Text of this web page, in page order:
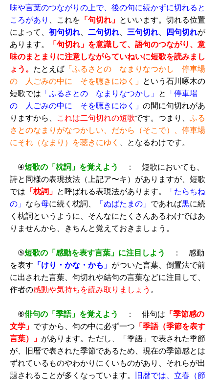
味や言葉のつながりの上で、後の句に続かずに切れると
ころがあり
、これを 「句切れ」 といいます。切れる位置
によって、 初句切れ 二句切れ 三句切れ 四句切れが
あります。
「句切れ」を意識して、語句のつながり、意
味のまとまりに注意しながらていねいに短歌を読みまし
ょう。 たとえば 「ふるさとの なまりなつかし 停車場
の 人ごみの中に そを聴きにゆく」
という石川啄木の
短歌では 「ふるさとの なまりなつかし」 と
「停車場
の 人ごみの中に そを聴きにゆく」 の間に句切れがあ
りますから、
これは二句切れの短歌です。つまり、 ふる
さとのなまりがなつかしい、だから（そこで）、停車場
にそれ（なまり）を聴きにゆく
、となるわけです。
④短歌の「枕詞」を覚えよう
： 短歌においても、
詩と同様の表現技法（上記ア〜キ）がありますが、短歌
では 「枕詞」 と呼ばれる表現法があります。
「たらちね
の」 なら母に続く枕詞、 「ぬばたまの」 であれば黒に続
く枕詞というように、そんなにたくさんあるわけではあ
りませんから、きちんと覚えておきましょう。
⑤短歌の「感動を表す言葉」に注目しよう
： 感動
を表す 「けり・かな・かも」 がついた言葉、倒置法で前
に出された言葉、句切れや結句の言葉などに注目して、
作者の感動や気持ちを読み取りましょう 。
⑥俳句の「季語」を覚えよう ： 俳句は 「季節感の
文学」 ですから、句の中に必ず一つ 「季語（季節を表す
言葉）」 があります。ただし、「季語」で表された季節
が、旧暦で表された季節であるため、現在の季節感とは
ずれているものやわかりにくいものがあり、それらが出
題されることが多くなっています。
旧暦では、立春（節